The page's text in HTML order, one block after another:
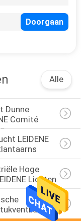
Alle
Dunne
Comité
LEIDENE
Hoge
Lichten